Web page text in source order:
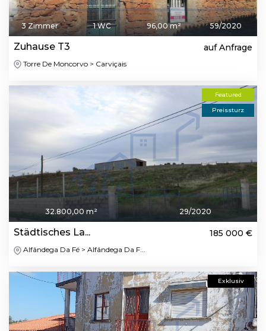
3 Zimmer 1 WC 96,00 m² 59/2020
Zuhause T3 auf Anfrage
Torre De Moncorvo > Carviçais
Featured
Preissturz
32.800,00 m² 29/2020
Städtisches La... 185 000 €
Alfândega Da Fé > Alfândega Da F...
Exklusiv